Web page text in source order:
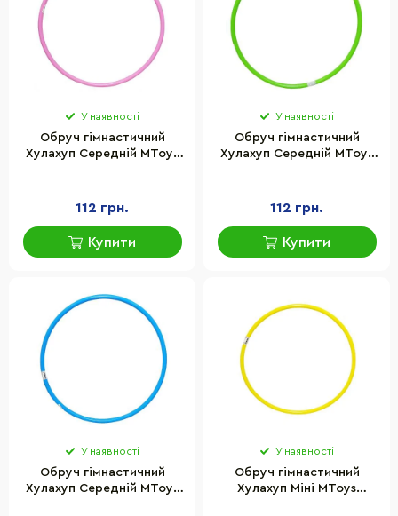
У наявності
Обруч гімнастичний
Хулахуп Середній MToys
112 грн.
Купити
У наявності
Обруч гімнастичний
Хулахуп Середній MToys
112 грн.
Купити
У наявності
Обруч гімнастичний
Хулахуп Середній MToys
У наявності
Обруч гімнастичний
Хулахуп Міні MToys